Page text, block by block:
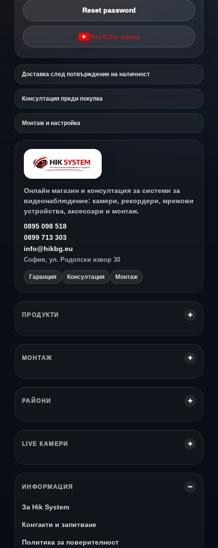
Reset password
YouTube канал
Доставка след потвърждение на наличност
Консултация преди покупка
Монтаж и настройка
Онлайн магазин и консултация за системи за
видеонаблюдение: камери, рекордери, мрежови
устройства, аксесоари и монтаж.
0895 098 518
0899 713 303
info@hikbg.eu
София, ул. Родопски извор 30
Гаранция Консултация Монтаж
ПРОДУКТИ
МОНТАЖ
РАЙОНИ
LIVE КАМЕРИ
ИНФОРМАЦИЯ
За Hik System
Контакти и запитване
Политика за поверителност